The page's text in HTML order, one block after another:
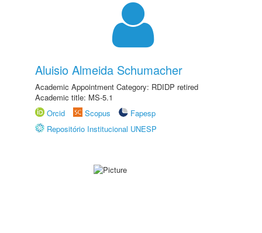
Aluisio Almeida Schumacher
Academic Appointment Category: RDIDP retired
Academic title: MS-5.1
Orcid
Scopus
Fapesp
Repositório Institucional UNESP